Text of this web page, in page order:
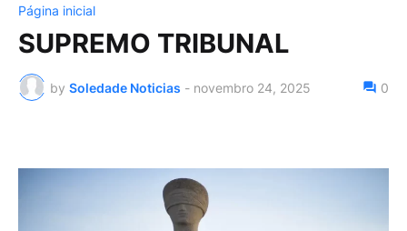
Página inicial
SUPREMO TRIBUNAL
by Soledade Noticias - novembro 24, 2025 0